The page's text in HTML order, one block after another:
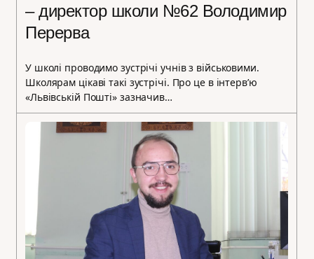
– директор школи №62 Володимир
Перерва
У школі проводимо зустрічі учнів з військовими.
Школярам цікаві такі зустрічі. Про це в інтерв’ю
«Львівській Пошті» зазначив…